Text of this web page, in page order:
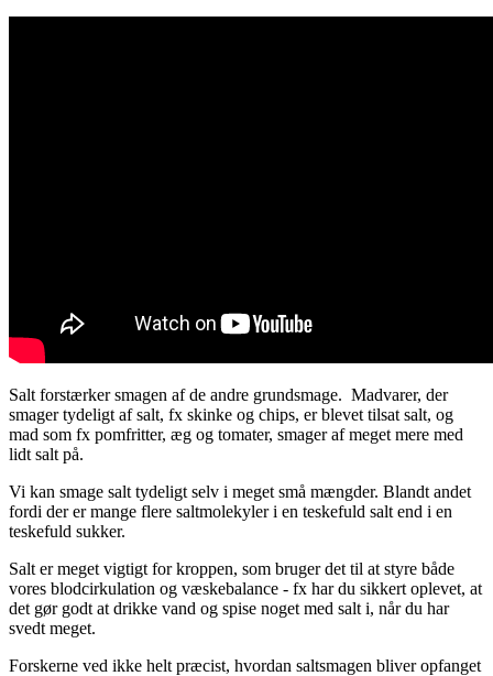
Salt forstærker smagen af de andre grundsmage. Madvarer, der
smager tydeligt af salt, fx skinke og chips, er blevet tilsat salt, og
mad som fx pomfritter, æg og tomater, smager af meget mere med
lidt salt på.
Vi kan smage salt tydeligt selv i meget små mængder. Blandt andet
fordi der er mange flere saltmolekyler i en teskefuld salt end i en
teskefuld sukker.
Salt er meget vigtigt for kroppen, som bruger det til at styre både
vores blodcirkulation og væskebalance - fx har du sikkert oplevet, at
det gør godt at drikke vand og spise noget med salt i, når du har
svedt meget.
Forskerne ved ikke helt præcist, hvordan saltsmagen bliver opfanget